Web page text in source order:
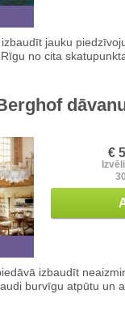
jauku
no cita
€
izbaudīt
burvīgu atpūtu un